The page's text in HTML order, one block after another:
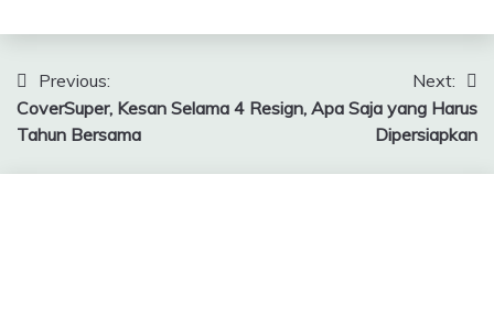
Navigasi
pos
Previous:
CoverSuper, Kesan Selama 4
Tahun Bersama
Next:
Resign, Apa Saja yang Harus
Dipersiapkan